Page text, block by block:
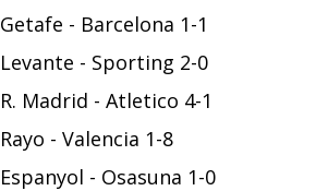
Getafe - Barcelona 1-1
Levante - Sporting 2-0
R. Madrid - Atletico 4-1
Rayo - Valencia 1-8
Espanyol - Osasuna 1-0